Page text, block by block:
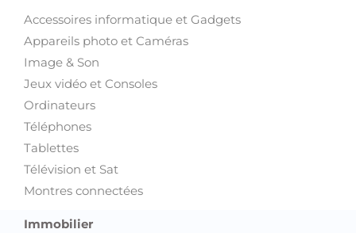
Accessoires informatique et Gadgets
Appareils photo et Caméras
Image & Son
Jeux vidéo et Consoles
Ordinateurs
Téléphones
Tablettes
Télévision et Sat
Montres connectées
Immobilier